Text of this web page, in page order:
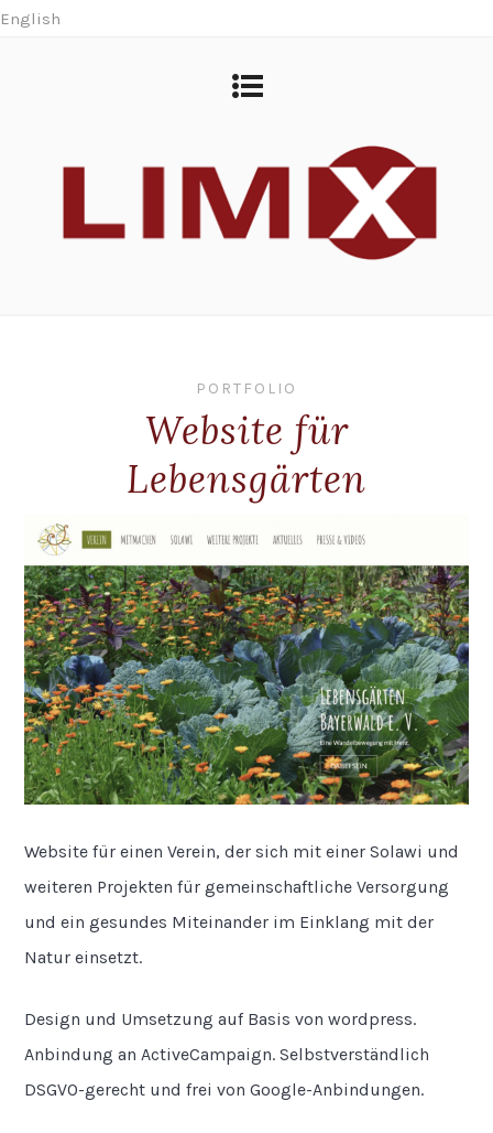
English
PORTFOLIO
Website für
Lebensgärten
Website für einen Verein, der sich mit einer Solawi und
weiteren Projekten für gemeinschaftliche Versorgung
und ein gesundes Miteinander im Einklang mit der
Natur einsetzt.
Design und Umsetzung auf Basis von wordpress.
Anbindung an ActiveCampaign. Selbstverständlich
DSGVO-gerecht und frei von Google-Anbindungen.